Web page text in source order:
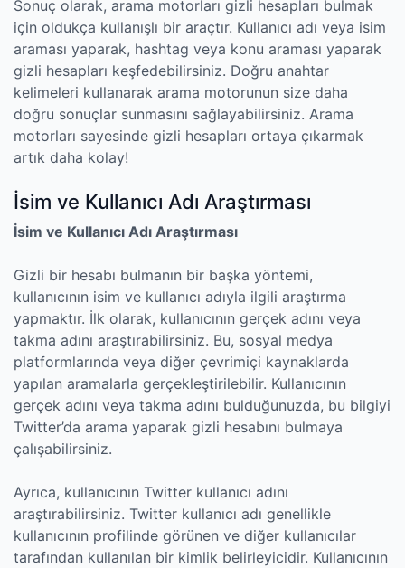
Sonuç olarak, arama motorları gizli hesapları bulmak
için oldukça kullanışlı bir araçtır. Kullanıcı adı veya isim
araması yaparak, hashtag veya konu araması yaparak
gizli hesapları keşfedebilirsiniz. Doğru anahtar
kelimeleri kullanarak arama motorunun size daha
doğru sonuçlar sunmasını sağlayabilirsiniz. Arama
motorları sayesinde gizli hesapları ortaya çıkarmak
artık daha kolay!
İsim ve Kullanıcı Adı Araştırması
İsim ve Kullanıcı Adı Araştırması
Gizli bir hesabı bulmanın bir başka yöntemi,
kullanıcının isim ve kullanıcı adıyla ilgili araştırma
yapmaktır. İlk olarak, kullanıcının gerçek adını veya
takma adını araştırabilirsiniz. Bu, sosyal medya
platformlarında veya diğer çevrimiçi kaynaklarda
yapılan aramalarla gerçekleştirilebilir. Kullanıcının
gerçek adını veya takma adını bulduğunuzda, bu bilgiyi
Twitter’da arama yaparak gizli hesabını bulmaya
çalışabilirsiniz.
Ayrıca, kullanıcının Twitter kullanıcı adını
araştırabilirsiniz. Twitter kullanıcı adı genellikle
kullanıcının profilinde görünen ve diğer kullanıcılar
tarafından kullanılan bir kimlik belirleyicidir. Kullanıcının